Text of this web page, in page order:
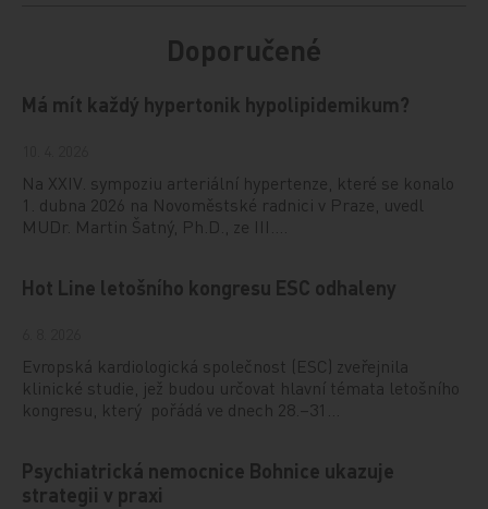
Doporučené
Má mít každý hypertonik hypolipidemikum?
Na XXIV. sympoziu arteriální hypertenze, které se konalo
1. dubna 2026 na Novoměstské radnici v Praze, uvedl
MUDr. Martin Šatný, Ph.D., ze III.…
Hot Line letošního kongresu ESC odhaleny
Evropská kardiologická společnost (ESC) zveřejnila
klinické studie, jež budou určovat hlavní témata letošního
kongresu, který pořádá ve dnech 28.–31…
Psychiatrická nemocnice Bohnice ukazuje
strategii v praxi